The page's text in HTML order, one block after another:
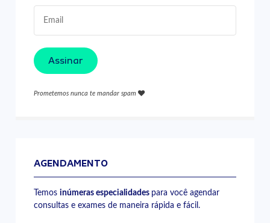
Assinar
Prometemos nunca te mandar spam
AGENDAMENTO
Temosinúmeras especialidades para você agendar
consultas e exames de maneira rápida e fácil.